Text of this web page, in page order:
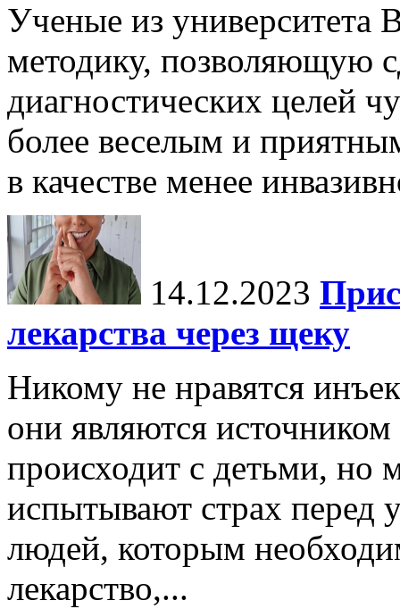
Ученые из университета
методику, позволяющую
диагностических целей
более веселым и
в качестве менее
14.12.2023
лекарства через щеку
Никому не нравятся
они являются
происходит с детьми, но
испытывают страх перед
людей, которым
лекарство,...